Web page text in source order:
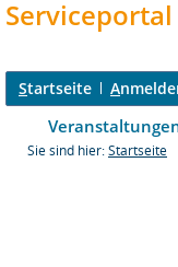
Startseite A
Sie sind hier: Startseite